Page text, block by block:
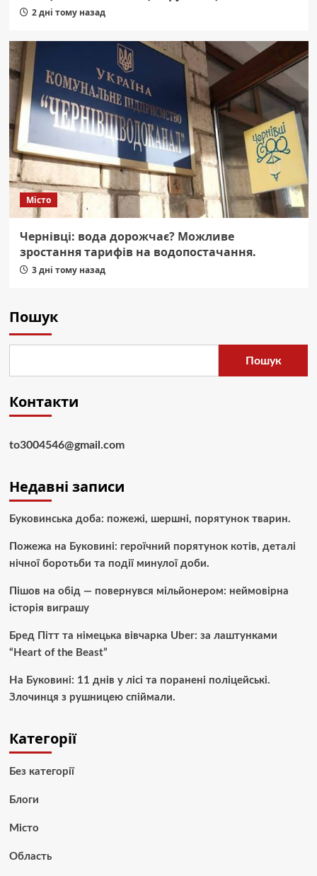
2 дні тому назад
Місто
Чернівці: вода дорожчає? Можливе
зростання тарифів на водопостачання.
3 дні тому назад
Пошук
Пошук
Контакти
to3004546@gmail.com
Недавні записи
Буковинська доба: пожежі, шершні, порятунок тварин.
Пожежа на Буковині: героїчний порятунок котів, деталі
нічної боротьби та події минулої доби.
Пішов на обід — повернувся мільйонером: неймовірна
історія виграшу
Бред Пітт та німецька вівчарка Uber: за лаштунками
“Heart of the Beast”
На Буковині: 11 днів у лісі та поранені поліцейські.
Злочинця з рушницею спіймали.
Категорії
Без категорії
Блоги
Місто
Область